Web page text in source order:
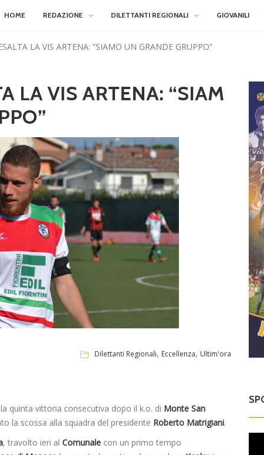
HOME REDAZIONE DILETTANTI REGIONALI GIOVANILI
LA VIS ARTENA: “SIAMO UN GRANDE GRUPPO”
LA VIS ARTENA: “SIAM
Dilettanti Regionali, Eccellenza, Ultim'ora
quinta vittoria consecutiva dopo il k.o. di Monte San
la scossa alla squadra del presidente Roberto Matrigiani.
, travolto ieri al Comunale con un primo tempo